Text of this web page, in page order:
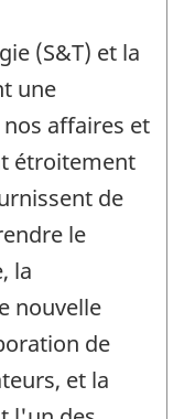
(S&T) et la
une
affaires et
étroitement
de
le
la
nouvelle
de
et la